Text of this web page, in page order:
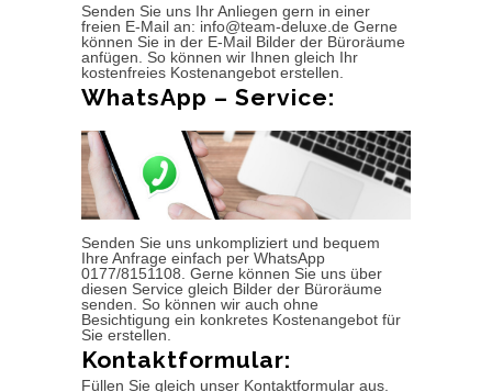
Senden Sie uns Ihr Anliegen gern in einer
freien E-Mail an: info@team-deluxe.de Gerne
können Sie in der E-Mail Bilder der Büroräume
anfügen. So können wir Ihnen gleich Ihr
kostenfreies Kostenangebot erstellen.
WhatsApp – Service:
Senden Sie uns unkompliziert und bequem
Ihre Anfrage einfach per WhatsApp
0177/8151108. Gerne können Sie uns über
diesen Service gleich Bilder der Büroräume
senden. So können wir auch ohne
Besichtigung ein konkretes Kostenangebot für
Sie erstellen.
Kontaktformular:
Füllen Sie gleich unser Kontaktformular aus.